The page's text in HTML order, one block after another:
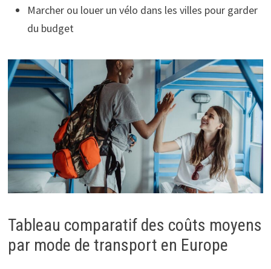
Marcher ou louer un vélo dans les villes pour garder
du budget
Tableau comparatif des coûts moyens
par mode de transport en Europe